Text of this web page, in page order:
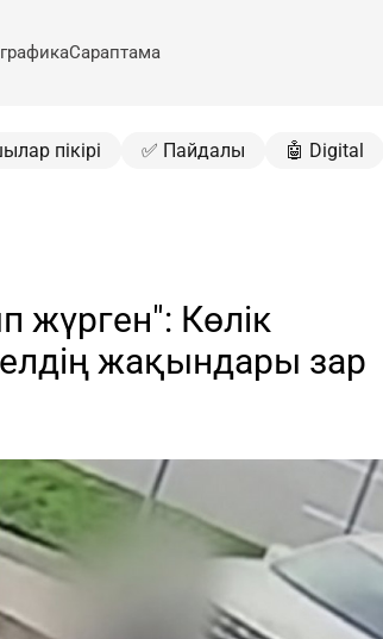
Сараптама
пікірі ✅ Пайдалы 🤖 Digital
жүрген": Көлік
жақындары зар